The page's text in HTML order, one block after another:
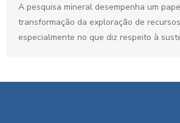
A pesquisa mineral desempenha um
transformação da exploração de
especialmente no que diz respeito à